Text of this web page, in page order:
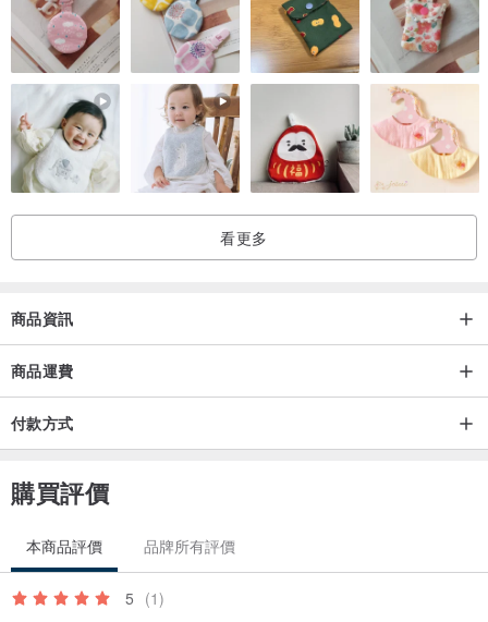
看更多
商品資訊
商品運費
付款方式
購買評價
本商品評價 品牌所有評價
5 (1)